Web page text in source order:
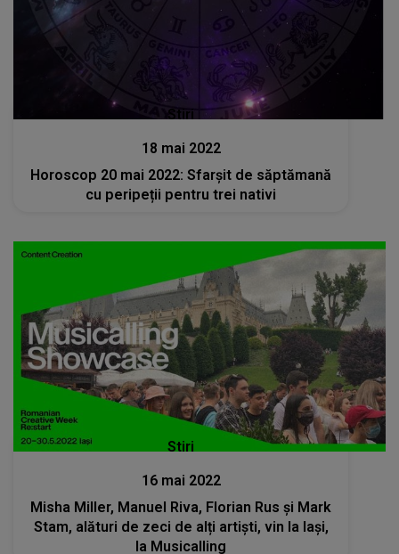
Stiri
18 mai 2022
Horoscop 20 mai 2022: Sfarșit de săptămană
cu peripeții pentru trei nativi
Stiri
16 mai 2022
Misha Miller, Manuel Riva, Florian Rus și Mark
Stam, alături de zeci de alți artiști, vin la Iași,
la Musicalling